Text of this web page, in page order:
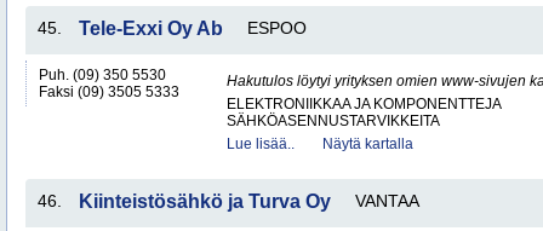
45. Tele-Exxi Oy Ab ESPOO
Puh. (09) 350 5530
Faksi (09) 3505 5333
Hakutulos löytyi yrityksen omien www-sivujen
ELEKTRONIIKKAA JA KOMPONENTTEJA
SÄHKÖASENNUSTARVIKKEITA
Lue lisää..
Näytä kartalla
46. Kiinteistösähkö ja Turva Oy VANTAA